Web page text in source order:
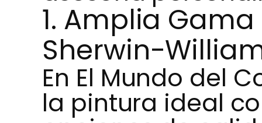
1. Amplia
Sherwin-
En El Mundo del
la pintura ideal